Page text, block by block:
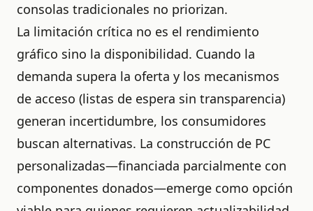
consolas tradicionales no priorizan.
La limitación crítica no es el rendimiento
gráfico sino la disponibilidad. Cuando la
demanda supera la oferta y los mecanismos
de acceso (listas de espera sin transparencia)
generan incertidumbre, los consumidores
buscan alternativas. La construcción de PC
personalizadas—financiada parcialmente con
componentes donados—emerge como opción